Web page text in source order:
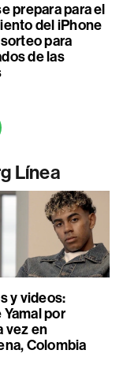
prepara para el
del iPhone
para
de las
Línea
y videos:
por
vez en
Colombia